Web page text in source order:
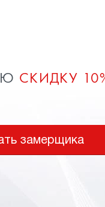
СКИДКУ
замерщика